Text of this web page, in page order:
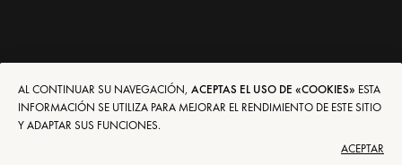
EN FR DE IT ES ENVÍOS/DEVOLUCIONES
AL CONTINUAR SU NAVEGACIÓN, ACEPTAS EL USO DE «COOKIES» ESTA
INFORMACIÓN SE UTILIZA PARA MEJORAR EL RENDIMIENTO DE ESTE SITIO
Y ADAPTAR SUS FUNCIONES.
ACEPTAR